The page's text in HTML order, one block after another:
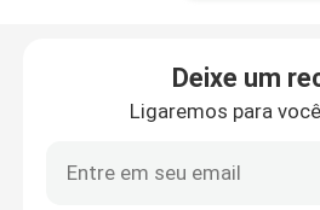
Garrafa do champô e do
Deixe um
Ligaremos para